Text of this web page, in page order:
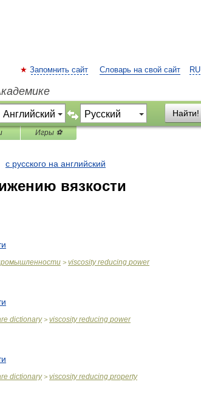
RU
Запомнить сайт Словарь на свой сайт
Найти!
Игры ⚽
с русского на английский
вязкости
> viscosity reducing power
dictionary> viscosity reducing power
dictionary> viscosity reducing property